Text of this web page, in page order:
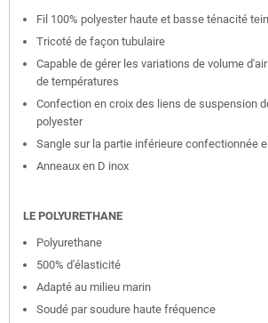
Fil 100% polyester haute et basse ténacité
Tricoté de façon tubulaire
Capable de gérer les variations de volume
de températures
Confection en croix des liens de suspension
polyester
Sangle sur la partie inférieure confectionnée
Anneaux en D inox
LE POLYURETHANE
Polyurethane
500% d'élasticité
Adapté au milieu marin
Soudé par soudure haute fréquence